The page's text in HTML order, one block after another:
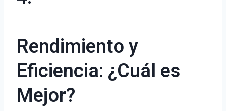
Rendimiento y
Eficiencia: ¿Cuál es
Mejor?